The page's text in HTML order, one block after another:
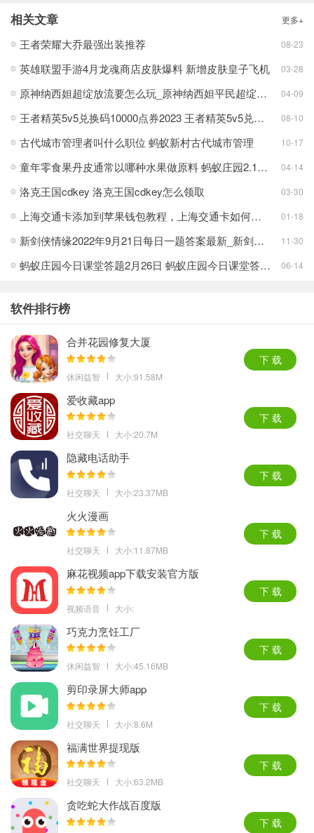
相关文章 更多+
王者荣耀大乔最强出装推荐 08-23
英雄联盟手游4月龙魂商店皮肤爆料 新增皮肤皇子飞机 03-28
原神纳西妲超绽放流要怎么玩_原神纳西妲平民超绽放流玩法搭配攻略[多图] 04-09
王者精英5v5兑换码10000点券2023 王者精英5v5兑换码大全最新一览 08-10
古代城市管理者叫什么职位 蚂蚁新村古代城市管理 10-17
童年零食果丹皮通常以哪种水果做原料 蚂蚁庄园2.18答案早知道 04-14
洛克王国cdkey 洛克王国cdkey怎么领取 03-30
上海交通卡添加到苹果钱包教程，上海交通卡如何添加到苹果钱包教程 01-18
新剑侠情缘2022年9月21日每日一题答案最新_新剑侠情缘9.21每日一题答案分享2022[多图] 11-30
蚂蚁庄园今日课堂答题2月26日 蚂蚁庄园今日课堂答题最新答案 06-14
软件排行榜
合并花园修复大厦
休闲益智 大小:91.58M
下 载
爱收藏app
社交聊天 大小:20.7M
下 载
隐藏电话助手
社交聊天 大小:23.37MB
下 载
火火漫画
社交聊天 大小:11.87MB
下 载
麻花视频app下载安装官方版
视频语音 大小:
下 载
巧克力烹饪工厂
休闲益智 大小:45.16MB
下 载
剪印录屏大师app
社交聊天 大小:8.6M
下 载
福满世界提现版
社交聊天 大小:63.2MB
下 载
贪吃蛇大作战百度版
下 载